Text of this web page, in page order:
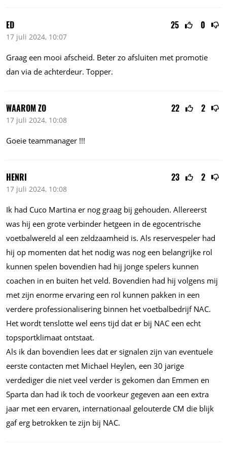
25 0
ED
17 juli 2024, 10:07
Graag een mooi afscheid. Beter zo afsluiten met promotie
dan via de achterdeur. Topper.
22 2
WAAROM ZO
17 juli 2024, 10:08
Goeie teammanager !!!
23 2
HENRI
17 juli 2024, 10:08
Ik had Cuco Martina er nog graag bij gehouden. Allereerst
was hij een grote verbinder hetgeen in de egocentrische
voetbalwereld al een zeldzaamheid is. Als reservespeler had
hij op momenten dat het nodig was nog een belangrijke rol
kunnen spelen bovendien had hij jonge spelers kunnen
coachen in en buiten het veld. Bovendien had hij volgens mij
met zijn enorme ervaring een rol kunnen pakken in een
verdere professionalisering binnen het voetbalbedrijf NAC.
Het wordt tenslotte wel eens tijd dat er bij NAC een echt
topsportklimaat ontstaat.
Als ik dan bovendien lees dat er signalen zijn van eventuele
eerste contacten met Michael Heylen, een 30 jarige
verdediger die niet veel verder is gekomen dan Emmen en
Sparta dan had ik toch de voorkeur gegeven aan een extra
jaar met een ervaren, internationaal gelouterde CM die blijk
gaf erg betrokken te zijn bij NAC.